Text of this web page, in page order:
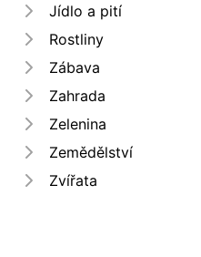
Jídlo a pití
Rostliny
Zábava
Zahrada
Zelenina
Zemědělství
Zvířata